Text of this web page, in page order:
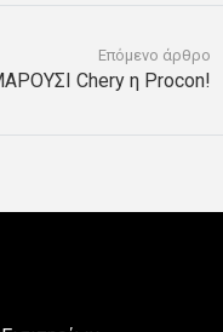
Επόμενο άρθρο
Chery η Procon!